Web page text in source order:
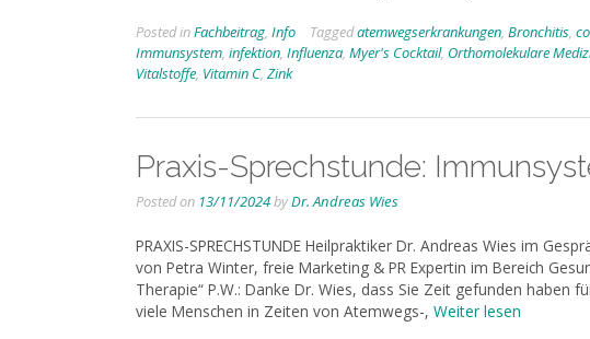
Posted inFachbeitrag, Info Taggedatemwegserkrankungen, Bronchitis,
Immunsystem, infektion, Influenza, Myer's Cocktail, Orthomolekulare
Vitalstoffe, Vitamin C, Zink
Praxis-Sprechstunde:
Posted on 13/11/2024byDr. Andreas Wies
PRAXIS-SPRECHSTUNDE Heilpraktiker Dr. Andreas Wies im
von Petra Winter, freie Marketing & PR Expertin im Bereich
Therapie“ P.W.: Danke Dr. Wies, dass Sie Zeit gefunden haben
viele Menschen in Zeiten von Atemwegs-, Weiter lesen